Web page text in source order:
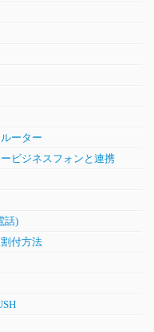
ーター
ビジネスフォンと連携
話)
付方法